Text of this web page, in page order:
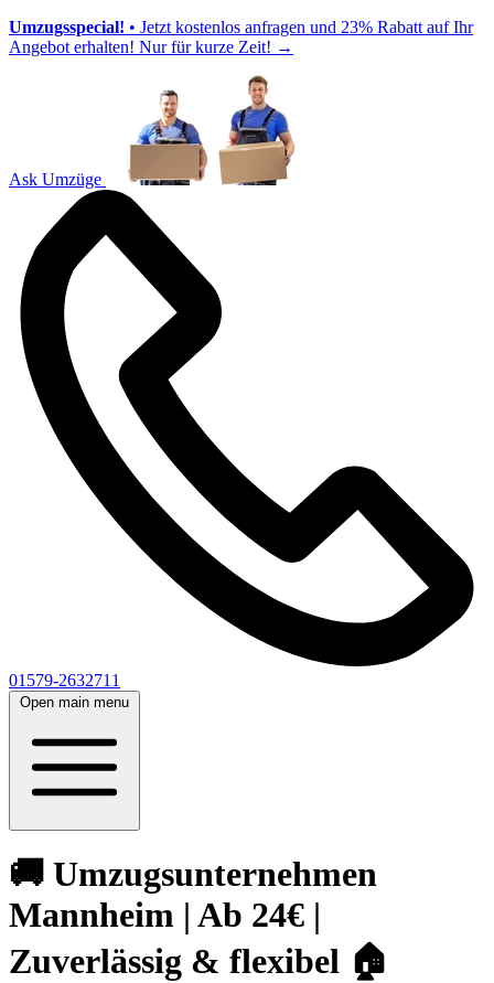
Umzugsspecial! • Jetzt kostenlos anfragen und 23% Rabatt auf Ihr
Angebot erhalten! Nur für kurze Zeit! →
Ask Umzüge
01579-2632711
Open main menu
🚚 Umzugsunternehmen
Mannheim | Ab 24€ |
Zuverlässig & flexibel 🏠